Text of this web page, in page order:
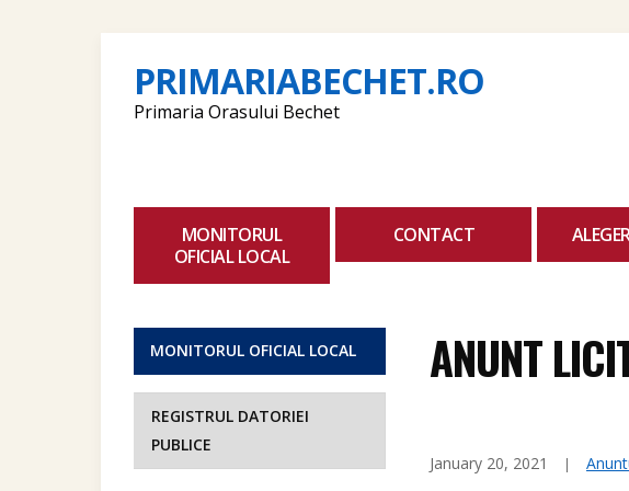
PRIMARIABECHET.RO
Primaria Orasului Bechet
MONITORUL
OFICIAL LOCAL
CONTACT
MONITORUL OFICIAL LOCAL
REGISTRUL DATORIEI
PUBLICE
ANUNT
January 20, 2021